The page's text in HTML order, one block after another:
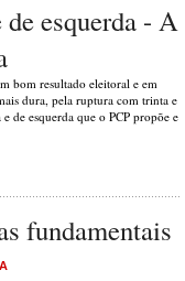
esquerda - A
bom resultado eleitoral e em
dura, pela ruptura com trinta e
de esquerda que o PCP propõe e
fundamentais